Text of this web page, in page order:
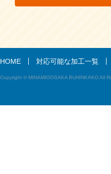
HOME 対応可能な加工一覧
Copyright © MINAMIOOSAKA BUHINKAKO All